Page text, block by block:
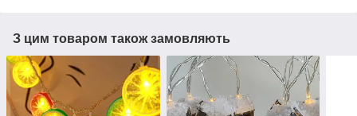
З цим товаром також замовляють